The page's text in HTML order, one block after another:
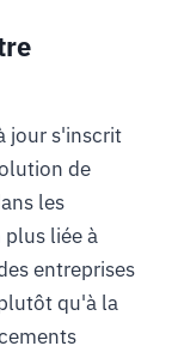
jour s'inscrit
de
les
liée à
entreprises
qu'à la